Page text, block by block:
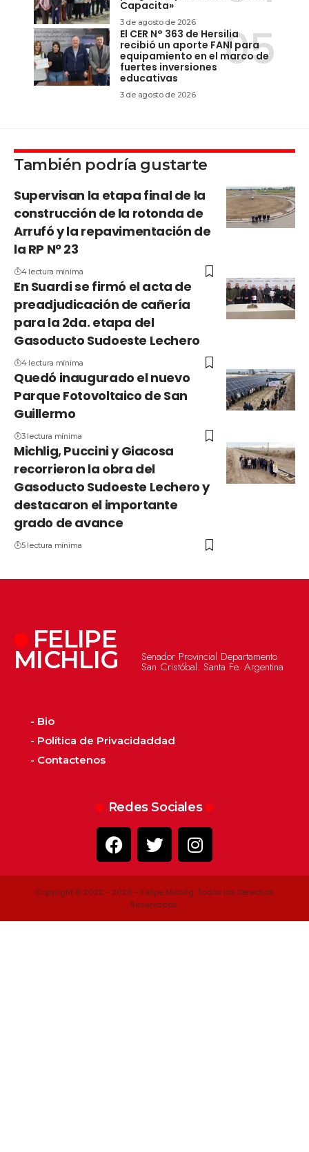
Capacita»
3 de agosto de 2026
El CER N° 363 de Hersilia
recibió un aporte FANI para
equipamiento en el marco de
fuertes inversiones
educativas
3 de agosto de 2026
También podría gustarte
Supervisan la etapa final de la
construcción de la rotonda de
Arrufó y la repavimentación de
la RP Nº 23
4 lectura mínima
En Suardi se firmó el acta de
preadjudicación de cañería
para la 2da. etapa del
Gasoducto Sudoeste Lechero
4 lectura mínima
Quedó inaugurado el nuevo
Parque Fotovoltaico de San
Guillermo
3 lectura mínima
Michlig, Puccini y Giacosa
recorrieron la obra del
Gasoducto Sudoeste Lechero y
destacaron el importante
grado de avance
5 lectura mínima
FELIPE
MICHLIG Senador Provincial Departamento
San Cristóbal. Santa Fe. Argentina
- Bio
- Política de Privacidaddad
- Contactenos
Redes Sociales
Copyright © 2022 - 2026 - Felipe Michlig. Todos los Derechos
Reservados.